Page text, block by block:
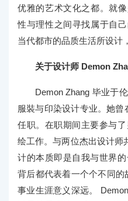
优雅的艺术文化之都。就
性与理性之间寻找属于自
当代都市的品质生活所设计
关于设计师 Demon
Demon Zhang 毕业于
服裝与印染设计专业。她曾
任职。在职期间主要参与
绘工作。与两位杰出设计师
计的本质即是自我与世界
背后都代表着一个个不同
事业生涯意义深远。